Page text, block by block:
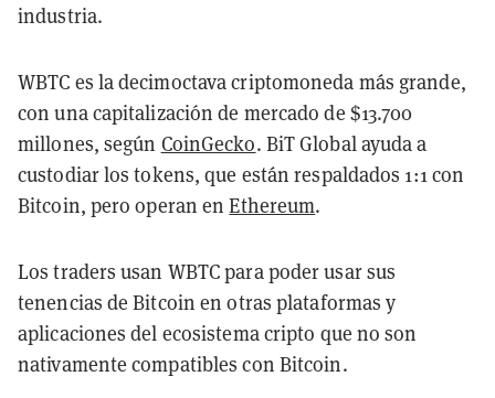
industria.
WBTC es la decimoctava criptomoneda más grande,
con una capitalización de mercado de $13.700
millones, según CoinGecko. BiT Global ayuda a
custodiar los tokens, que están respaldados 1:1 con
Bitcoin, pero operan enEthereum.
Los traders usan WBTC para poder usar sus
tenencias de Bitcoin en otras plataformas y
aplicaciones del ecosistema cripto que no son
nativamente compatibles con Bitcoin.